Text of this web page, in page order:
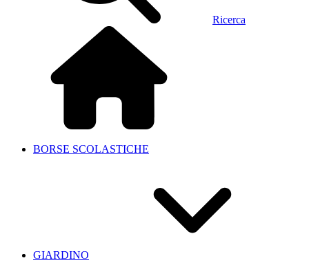
Ricerca
BORSE SCOLASTICHE
GIARDINO